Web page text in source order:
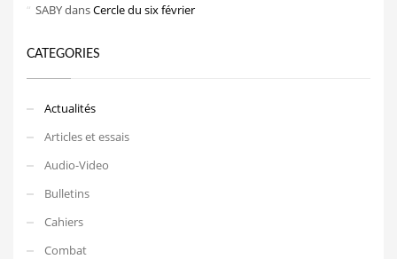
SABYdansCercle du six février
CATEGORIES
Actualités
Articles et essais
Audio-Video
Bulletins
Cahiers
Combat